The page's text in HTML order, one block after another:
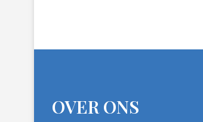
OVER ONS